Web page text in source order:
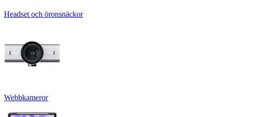
Headset och öronsnäckor
Webbkameror